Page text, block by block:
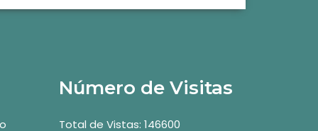
Número de Visitas
Total de Vistas: 146600